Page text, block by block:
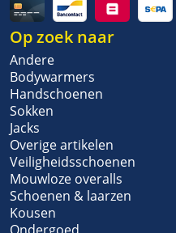
Op zoek naar
Andere
Bodywarmers
Handschoenen
Sokken
Jacks
Overige artikelen
Veiligheidsschoenen
Mouwloze overalls
Schoenen & laarzen
Kousen